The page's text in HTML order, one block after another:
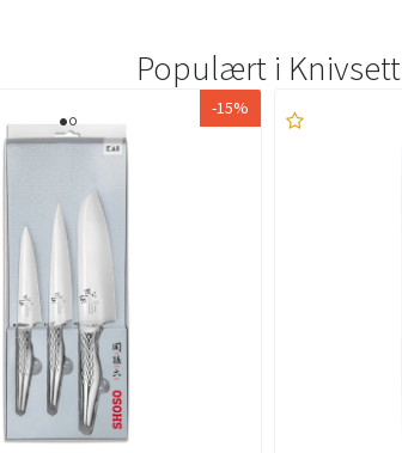
Populært i Knivsett
-15%